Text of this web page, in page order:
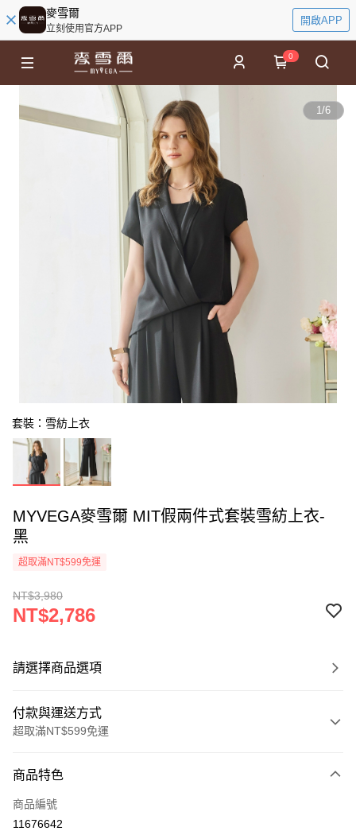
麥雪爾
立刻使用官方APP
開啟APP
0
1/6
套裝：雪紡上衣
MYVEGA麥雪爾 MIT假兩件式套裝雪紡上衣-
黑
超取滿NT$599免運
NT$3,980
NT$2,786
請選擇商品選項
付款與運送方式
超取滿NT$599免運
信用卡一次付款
信用卡分期付款
商品特色
商品編號
11676642